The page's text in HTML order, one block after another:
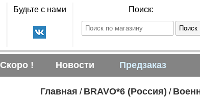
Будьте с нами Поиск:
Скоро ! Новости Предзаказ
Главная / BRAVO*6 (Россия) /